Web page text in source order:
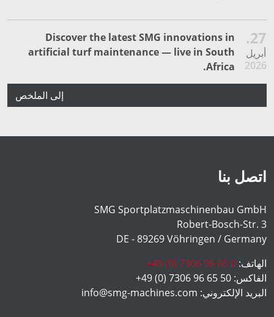
27.
أبريل
2026
Discover the latest SMG innovations in
artificial turf maintenance — live in South
Africa.
إلى الملخص
اتصل بنا
SMG Sportplatzmaschinenbau GmbH
Robert-Bosch-Str. 3
DE - 89269 Vöhringen / Germany
الهاتف: +49 (0) 7306 96 65 0
الفاكس: +49 (0) 7306 96 65 50
البريد الإلكتروني: info@smg-machines.com